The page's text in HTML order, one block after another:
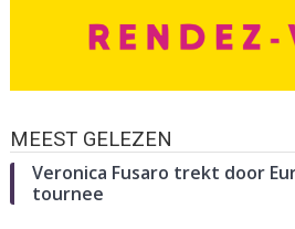
MEEST GELEZEN
Veronica Fusaro trekt door
tournee